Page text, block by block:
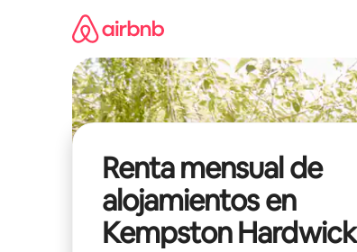
Renta mensual de
alojamientos en
Kempston Hardwick